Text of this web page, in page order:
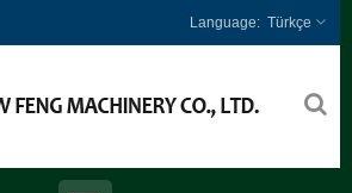
Türkçe